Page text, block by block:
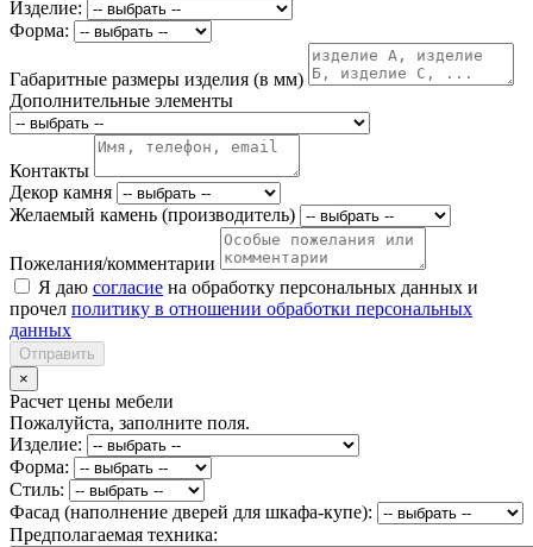
Изделие:
Форма:
Габаритные размеры изделия (в мм)
Дополнительные элементы
Контакты
Декор камня
Желаемый камень (производитель)
Пожелания/комментарии
Я даю согласие на обработку персональных данных и
прочел политику в отношении обработки персональных
данных
Отправить
×
Расчет цены мебели
Пожалуйста, заполните поля.
Изделие:
Форма:
Стиль:
Фасад (наполнение дверей для шкафа-купе):
Предполагаемая техника: